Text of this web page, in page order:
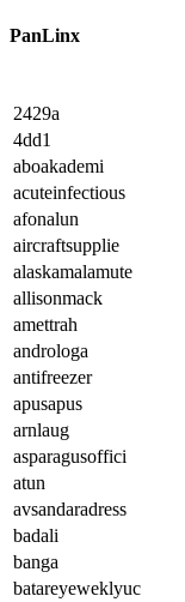
PanLinx
2429a
4dd1
aboakademi
acuteinfectious
afonalun
aircraftsupplie
alaskamalamute
allisonmack
amettrah
androloga
antifreezer
apusapus
arnlaug
asparagusoffici
atun
avsandaradress
badali
banga
batareyeweklyuc